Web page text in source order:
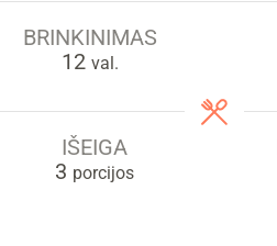
BRINKINIMAS
12val.
val.
IŠEIGA
3 porcijos